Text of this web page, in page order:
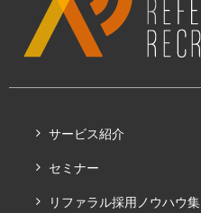
サービス紹介
セミナー
リファラル採用ノウハウ集